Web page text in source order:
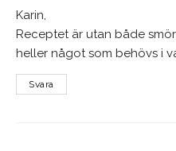
Karin,
Receptet är utan både
heller något som behövs i
Svara